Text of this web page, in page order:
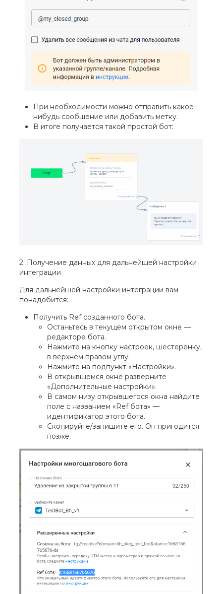
При необходимости можно отправить какое-
нибудь сообщение или добавить метку.
В итоге получается такой простой бот:
2. Получение данных для дальнейшей настройки
интеграции
Для дальнейшей настройки интеграции вам
понадобится:
Получить Ref созданного бота.
Останьтесь в текущем открытом окне —
редакторе бота.
Нажмите на кнопку настроек, шестерёнку,
в верхнем правом углу.
Нажмите на подпункт «Настройки».
В открывшемся окне разверните
«Дополнительные настройки».
В самом низу открывшегося окна найдите
поле с названием «Ref бота» —
идентификатор этого бота.
Скопируйте/запишите его. Он пригодится
позже.